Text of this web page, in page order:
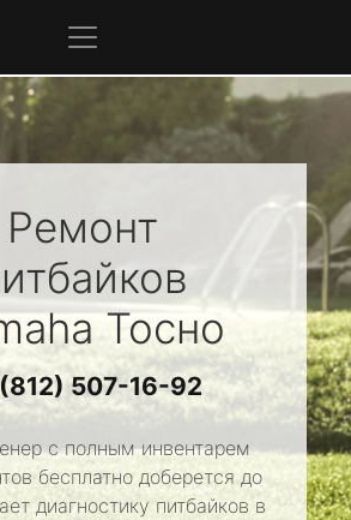
Ремонт
Тосно
507-16-92
с полным инвентарем
бесплатно доберется до
диагностику питбайков в